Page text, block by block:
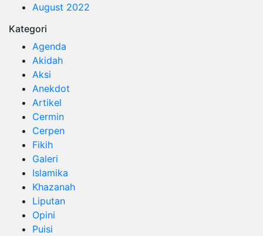
August 2022
Kategori
Agenda
Akidah
Aksi
Anekdot
Artikel
Cermin
Cerpen
Fikih
Galeri
Islamika
Khazanah
Liputan
Opini
Puisi